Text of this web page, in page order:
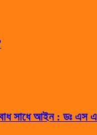
সাধে আইন : ডঃ এস